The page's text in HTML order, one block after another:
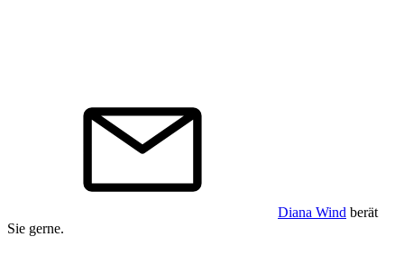
Diana Wind berät
Sie gerne.